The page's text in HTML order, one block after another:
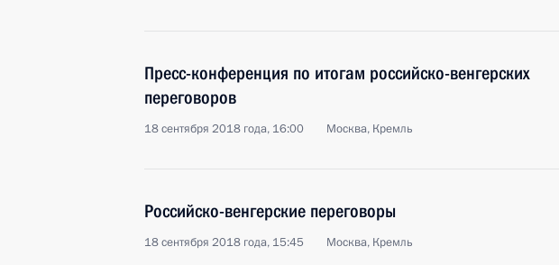
Пресс-конференция по итогам российско-венгерских
переговоров
18 сентября 2018 года, 16:00 Москва, Кремль
Российско-венгерские переговоры
18 сентября 2018 года, 15:45 Москва, Кремль